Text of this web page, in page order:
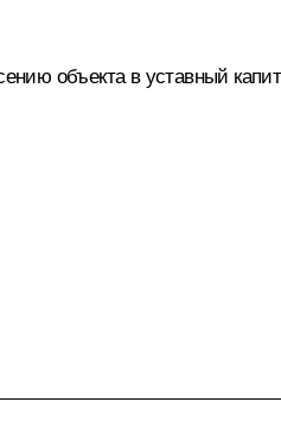
объекта в уставный